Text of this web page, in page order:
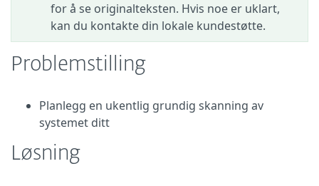
for å se originalteksten. Hvis noe er uklart,
kan du kontakte din lokale kundestøtte.
Problemstilling
Planlegg en ukentlig grundig skanning av
systemet ditt
Løsning